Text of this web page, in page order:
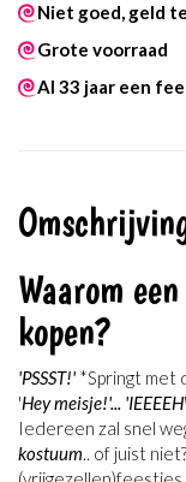
Niet goed, geld
Grote voorraad
Al 33 jaar een
Waarom
kopen?
'PSSST!' *Springt met
'Hey meisje!'...
Iedereen zal snel
kostuum.. of juist